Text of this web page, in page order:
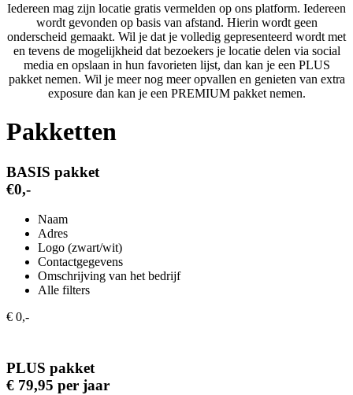
Iedereen mag zijn locatie gratis vermelden op ons platform. Iedereen
wordt gevonden op basis van afstand. Hierin wordt geen
onderscheid gemaakt. Wil je dat je volledig gepresenteerd wordt met
en tevens de mogelijkheid dat bezoekers je locatie delen via social
media en opslaan in hun favorieten lijst, dan kan je een PLUS
pakket nemen. Wil je meer nog meer opvallen en genieten van extra
exposure dan kan je een PREMIUM pakket nemen.
Pakketten
BASIS pakket
€0,-
Naam
Adres
Logo (zwart/wit)
Contactgegevens
Omschrijving van het bedrijf
Alle filters
€ 0,-
PLUS pakket
€ 79,95 per jaar